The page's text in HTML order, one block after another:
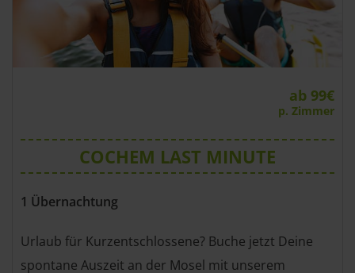
ab 99€
p. Zimmer
COCHEM LAST MINUTE
1 Übernachtung
Urlaub für Kurzentschlossene? Buche jetzt Deine
spontane Auszeit an der Mosel mit unserem